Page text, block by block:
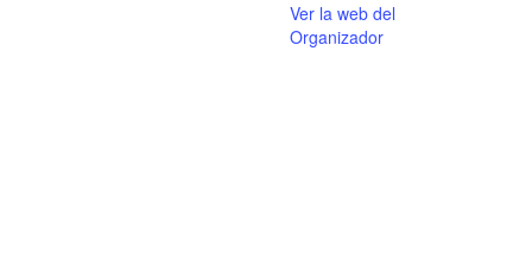
Ver la web del
Organizador